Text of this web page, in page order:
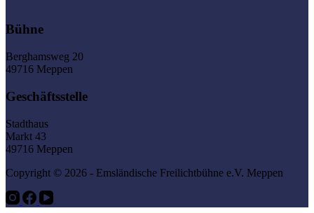
Bühne
Berghamsweg 20
49716 Meppen
Geschäftsstelle
Stadthaus
Markt 43
49716 Meppen
Copyright © 2026 - Emsländische Freilichtbühne e.V. Meppen